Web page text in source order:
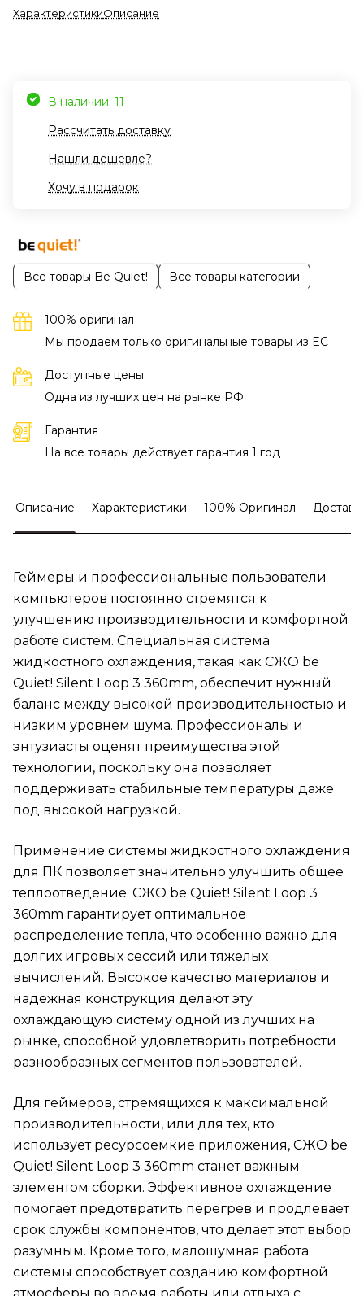
ХарактеристикиОписание
В наличии: 11
Рассчитать доставку
Нашли дешевле?
Хочу в подарок
Все товары Be Quiet! Все товары категории
100% оригинал
Мы продаем только оригинальные товары из EC
Доступные цены
Одна из лучших цен на рынке РФ
Гарантия
На все товары действует гарантия 1 год
Описание Характеристики 100% Оригинал
Геймеры и профессиональные пользователи
компьютеров постоянно стремятся к
улучшению производительности и комфортной
работе систем. Специальная система
жидкостного охлаждения, такая как CЖО be
Quiet! Silent Loop 3 360mm, обеспечит нужный
баланс между высокой производительностью и
низким уровнем шума. Профессионалы и
энтузиасты оценят преимущества этой
технологии, поскольку она позволяет
поддерживать стабильные температуры даже
под высокой нагрузкой.
Применение системы жидкостного охлаждения
для ПК позволяет значительно улучшить общее
теплоотведение. CЖО be Quiet! Silent Loop 3
360mm гарантирует оптимальное
распределение тепла, что особенно важно для
долгих игровых сессий или тяжелых
вычислений. Высокое качество материалов и
надежная конструкция делают эту
охлаждающую систему одной из лучших на
рынке, способной удовлетворить потребности
разнообразных сегментов пользователей.
Для геймеров, стремящихся к максимальной
производительности, или для тех, кто
использует ресурсоемкие приложения, CЖО be
Quiet! Silent Loop 3 360mm станет важным
элементом сборки. Эффективное охлаждение
помогает предотвратить перегрев и продлевает
срок службы компонентов, что делает этот выбор
разумным. Кроме того, малошумная работа
системы способствует созданию комфортной